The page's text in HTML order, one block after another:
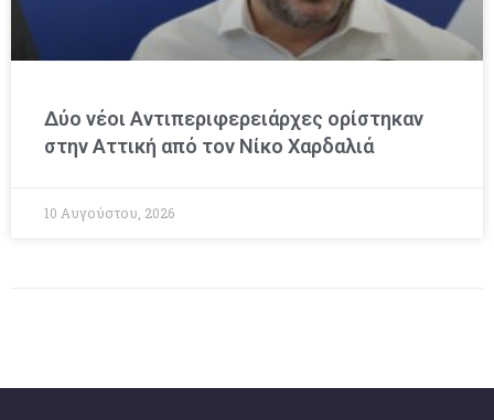
Δύο νέοι Αντιπεριφερειάρχες ορίστηκαν
στην Αττική από τον Νίκο Χαρδαλιά
10 Αυγούστου, 2026